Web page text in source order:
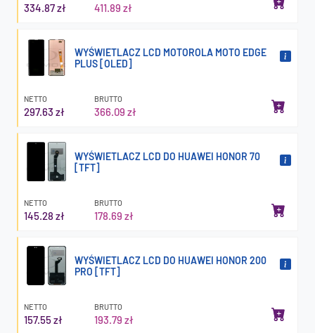
334.87 zł 411.89 zł
WYŚWIETLACZ LCD MOTOROLA MOTO EDGE
PLUS [OLED]
NETTO
297.63 zł
BRUTTO
366.09 zł
WYŚWIETLACZ LCD DO HUAWEI HONOR 70
[TFT]
NETTO
145.28 zł
BRUTTO
178.69 zł
WYŚWIETLACZ LCD DO HUAWEI HONOR 200
PRO [TFT]
NETTO
157.55 zł
BRUTTO
193.79 zł